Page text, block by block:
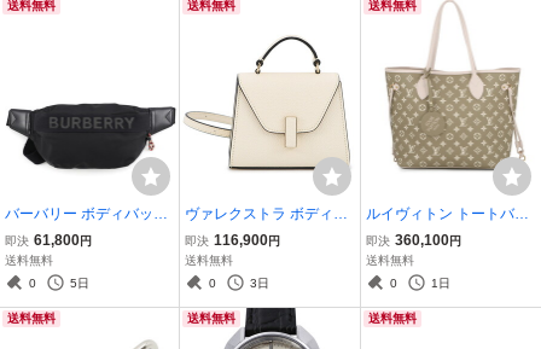
送料無料
バーバリー ボディバッグ
ナイロン 8025668 BURB
ERRY 黒 ベルトバッグ
【安心保証】
即決 61,800円
送料無料
0
5日
送料無料
ヴァレクストラ ボディバ
ッグ イジィデ ベルト レザ
ー SGES0061028LOCPL
99 Valextra 2wayショルダ
即決 116,900円
送料無料
0
3日
送料無料
ルイヴィトン トートバッ
グ モノグラム・アンプラ
ント ネヴァーフル MM M
46102 LOUIS VUITTON
グ 【安心保証】
即決 360,100円
送料無料
0
1日
送料無料 送料無料 送料無料